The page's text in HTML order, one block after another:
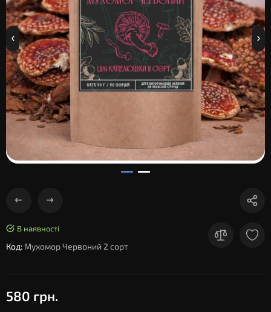
В наявності
Код: Мухомор Червоний 2 сорт
580 грн.